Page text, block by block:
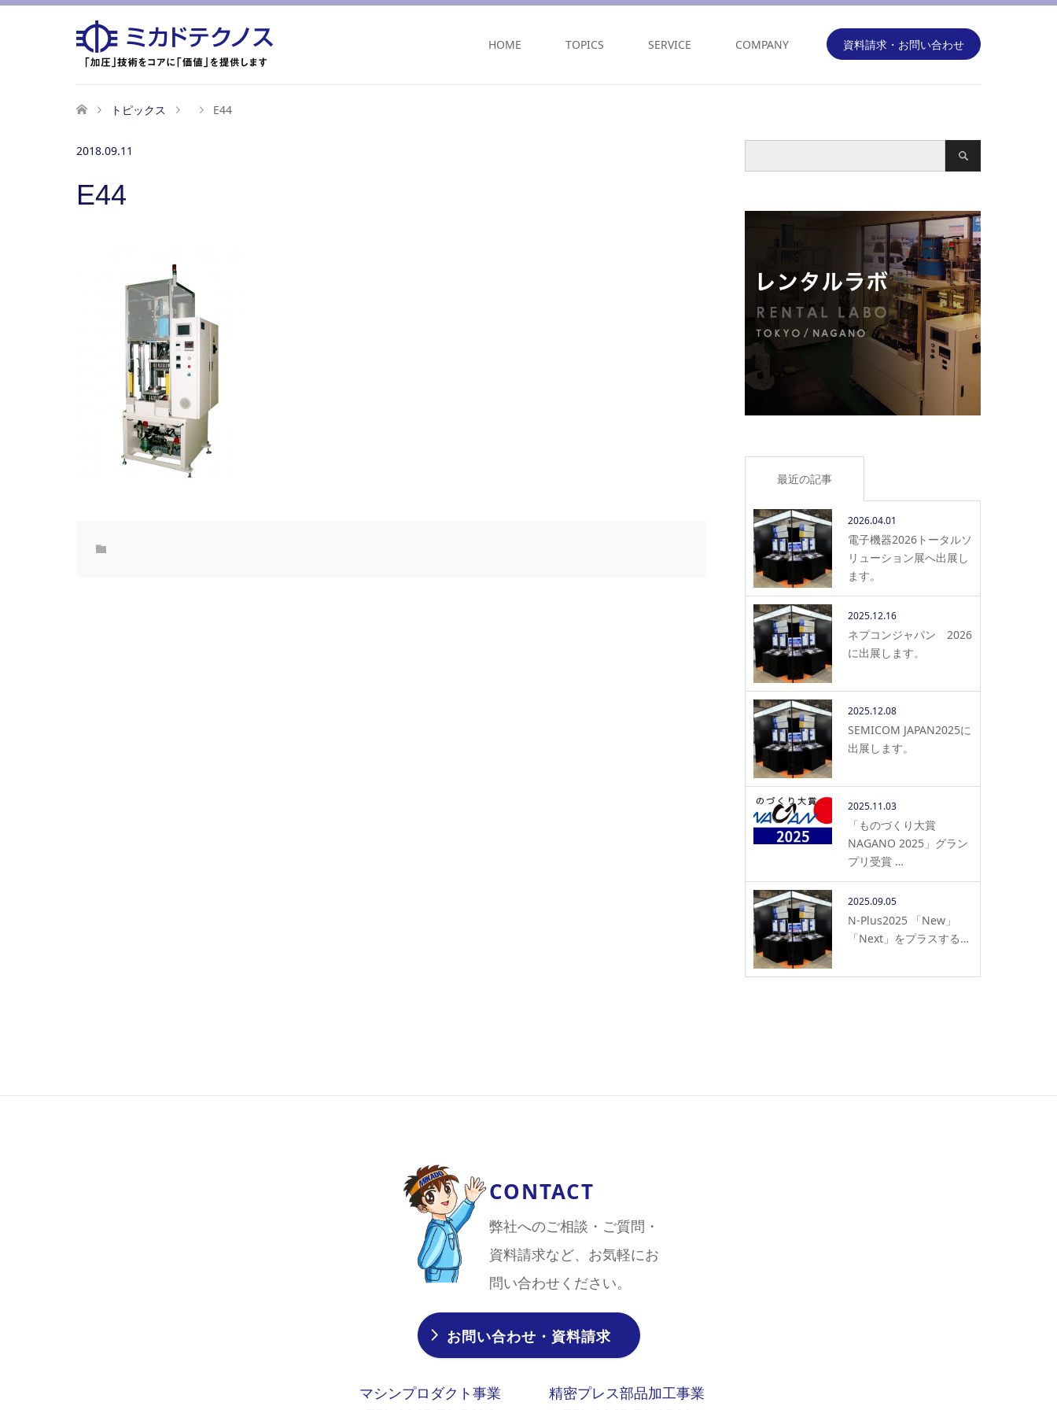
HOME TOPICS SERVICE COMPANY 資料請求・お問い合わせ
トピックス E44
2018.09.11
E44
最近の記事
2026.04.01
電子機器2026トータルソ
リューション展へ出展し
ます。
2025.12.16
ネプコンジャパン 2026
に出展します。
2025.12.08
SEMICOM JAPAN2025に
出展します。
2025.11.03
「ものづくり大賞
NAGANO 2025」グラン
プリ受賞 …
2025.09.05
N-Plus2025 「New」
「Next」をプラスする…
CONTACT
弊社へのご相談・ご質問・
資料請求など、お気軽にお
問い合わせください。
お問い合わせ・資料請求
マシンプロダクト事業
精密プレス部品加工事業